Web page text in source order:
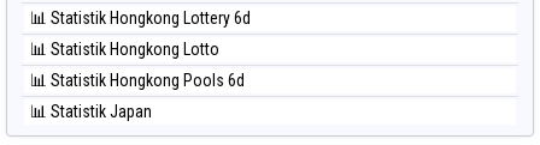
⚽ Bola Hitam Sydney
⚽ Bola Hitam Sydney Lottery
⚽ Bola Hitam Sydney Lottery 6d
⚽ Bola Hitam Sydney Lotto
📊 Statistik Hongkong Lottery 6d
📊 Statistik Hongkong Lotto
📊 Statistik Hongkong Pools 6d
📊 Statistik Japan